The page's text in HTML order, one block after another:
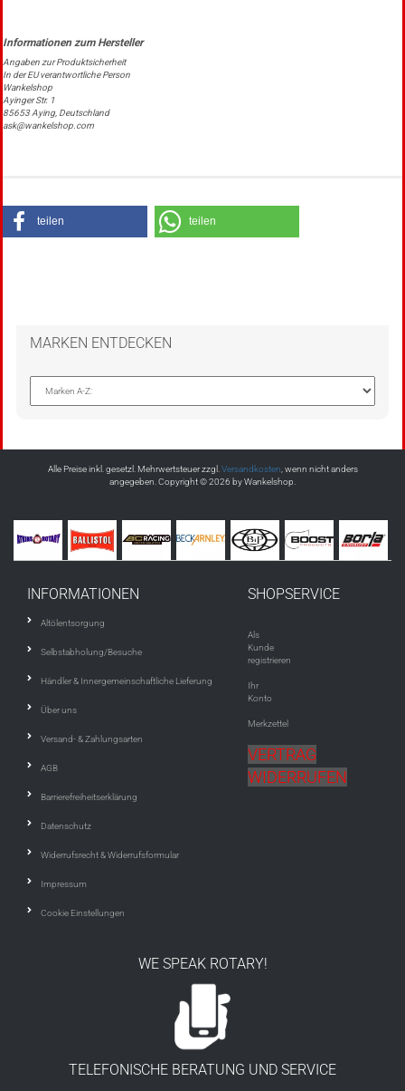
Angaben zur Produktsicherheit
In der EU verantwortliche Person
Wankelshop
Ayinger Str. 1
85653 Aying, Deutschland
ask@wankelshop.com
teilen teilen
MARKEN ENTDECKEN
Alle Preise inkl. gesetzl. Mehrwertsteuer zzgl. Versandkosten , wenn nicht anders
angegeben. Copyright © 2026 by Wankelshop.
INFORMATIONEN
Altölentsorgung
Selbstabholung/Besuche
Händler & Innergemeinschaftliche Lieferung
Über uns
Versand- & Zahlungsarten
AGB
Barrierefreiheitserklärung
Datenschutz
Widerrufsrecht & Widerrufsformular
Impressum
Cookie Einstellungen
SHOPSERVICE
Als
Kunde
registrieren
Ihr
Konto
Merkzettel
VERTRAG
WIDERRUFEN
WE SPEAK ROTARY!
TELEFONISCHE BERATUNG UND SERVICE